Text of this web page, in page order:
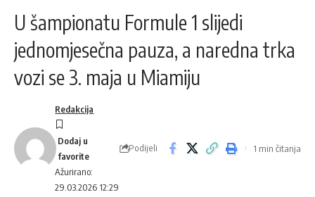
U šampionatu Formule 1 slijedi
jednomjesečna pauza, a naredna trka
vozi se 3. maja u Miamiju
Ažurirano:
29.03.2026 12:29
Redakcija
Podijeli 1 min čitanja